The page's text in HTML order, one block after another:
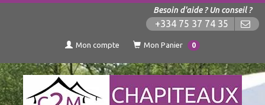
Besoin d'aide ? Un conseil ?
+334 75 37 74 35
Mon compte Mon Panier 0